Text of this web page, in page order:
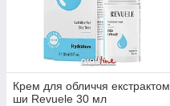
Крем для обличчя екстрактом
ши Revuele 30 мл